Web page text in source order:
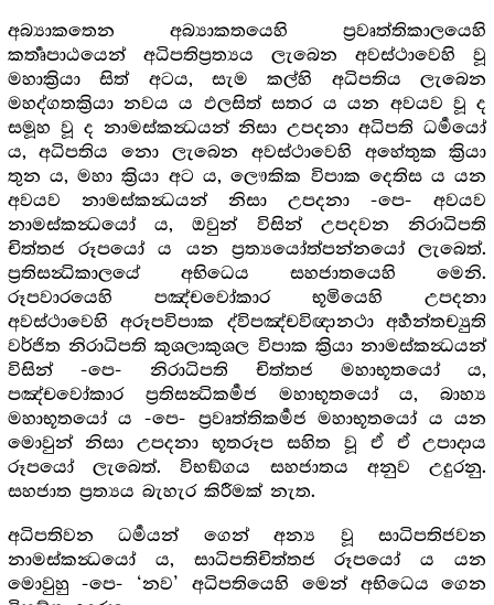
අබ්‍යාකතෙන අබ්‍යාකතයෙහි ප්‍රවෘත්තිකාලයෙහි
කර්‍තෘපාඨයෙන් අධිපතිප්‍රත්‍යය ලැබෙන අවස්ථාවෙහි වූ
මහාක්‍රියා සිත් අටය, සැම කල්හි අධිපතිය ලැබෙන
මහද්ගතක්‍රියා නවය ය ඵලසිත් සතර ය යන අවයව වූ ද
සමූහ වූ ද නාමස්කන්‍ධයන් නිසා උපදනා අධිපති ධර්‍මයෝ
ය, අධිපතිය නො ලැබෙන අවස්ථාවෙහි අහේතුක ක්‍රියා
තුන ය, මහා ක්‍රියා අට ය, ලෞකික විපාක දෙතිස ය යන
අවයව නාමස්කන්‍ධයන් නිසා උපදනා -පෙ- අවයව
නාමස්කන්‍ධයෝ ය, ඔවුන් විසින් උපදවන නිරාධිපති
චිත්තජ රූපයෝ ය යන ප්‍රත්‍යයෝත්පන්නයෝ ලැබෙත්.
ප්‍රතිසන්‍ධිකාලයේ අභිධෙය සහජාතයෙහි මෙනි.
රූපවාරයෙහි පඤ්චවෝකාර භූමියෙහි උපදනා
අවස්ථාවෙහි අරූපවිපාක ද්විපඤ්චවිඥානථා අර්‍හන්තච්‍යුති
වර්ජිත නිරාධිපති කුශලාකුශල විපාක ක්‍රියා නාමස්කන්‍ධයන්
විසින් -පෙ- නිරාධිපති චිත්තජ මහාභූතයෝ ය,
පඤ්චවෝකාර ප්‍රතිසන්‍ධිකර්‍මජ මහාභූතයෝ ය, බාහ්‍ය
මහාභූතයෝ ය -පෙ- ප්‍රවෘත්තිකර්‍මජ මහාභූතයෝ ය යන
මොවුන් නිසා උපදනා භූතරූප සහිත වූ ඒ ඒ උපාදාය
රූපයෝ ලැබෙත්. විභඞ්ගය සහජාතය අනුව උදුරනු.
සහජාත ප්‍රත්‍යය බැහැර කිරීමක් නැත.
අධිපතිවන ධර්‍මයන් ගෙන් අන්‍ය වූ සාධිපතිජවන
නාමස්කන්‍ධයෝ ය, සාධිපතිචිත්තජ රූපයෝ ය යන
මොවුහු -පෙ- ‘නව’ අධිපතියෙහි මෙන් අභිධෙය ගෙන